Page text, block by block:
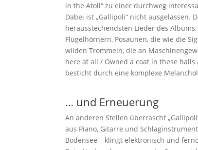
in the Atoll“ zu einer durchweg
Dabei ist „Gallipoli“ nicht ausgelassen.
herausstechendsten Lieder des
Flügelhörnern, Posaunen, die wie die
wilden Trommeln, die an
here at all / Owned a coat in these halls
besticht durch eine komplexe
… und Erneuerung
An anderen Stellen überrascht
aus Piano, Gitarre und
Bodensee – klingt elektronisch und